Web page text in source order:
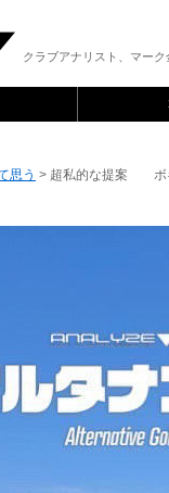
クラブアナリスト、マー
思う > 超私的な提案 ボ